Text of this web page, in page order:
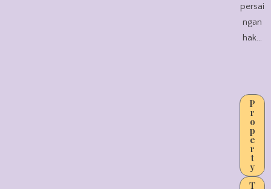
persai
ngan
hak…
P
r
o
p
e
r
t
y
T